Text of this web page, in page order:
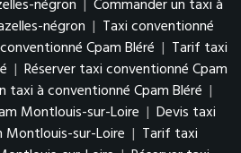
négron | Commander un taxi à
négron | Taxi conventionné
Cpam Bléré | Tarif taxi
| Réserver taxi conventionné Cpam
taxi à conventionné Cpam Bléré |
Montlouis-sur-Loire | Devis taxi
Montlouis-sur-Loire | Tarif taxi